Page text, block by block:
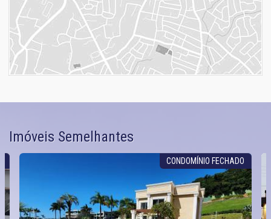
Imóveis Semelhantes
CONDOMÍNIO FECHADO